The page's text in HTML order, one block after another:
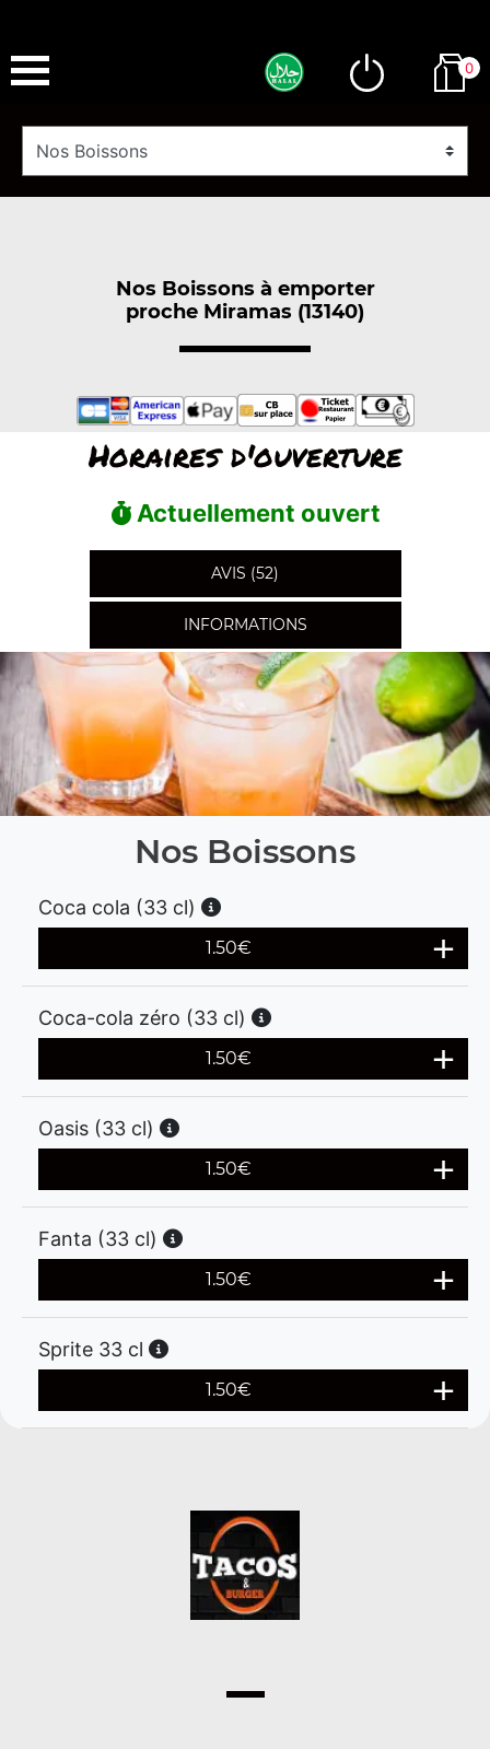
0
Nos Boissons à emporter
proche Miramas (13140)
Horaires d'ouverture
Actuellement ouvert
AVIS (52)
INFORMATIONS
Nos Boissons
Coca cola (33 cl)
1.50€
Coca-cola zéro (33 cl)
1.50€
Oasis (33 cl)
1.50€
Fanta (33 cl)
1.50€
Sprite 33 cl
1.50€